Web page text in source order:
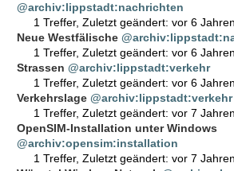
@archiv:lippstadt:nachrichten
1 Treffer, Zuletzt geändert: vor 6 Jahren
Neue Westfälische
1 Treffer, Zuletzt geändert: vor 6 Jahren
Strassen @archiv:lippstadt:verkehr
1 Treffer, Zuletzt geändert: vor 6 Jahren
Verkehrslage @archiv:lippstadt:verkehr
1 Treffer, Zuletzt geändert: vor 7 Jahren
OpenSIM-Installation unter Windows
@archiv:opensim:installation
1 Treffer, Zuletzt geändert: vor 7 Jahren